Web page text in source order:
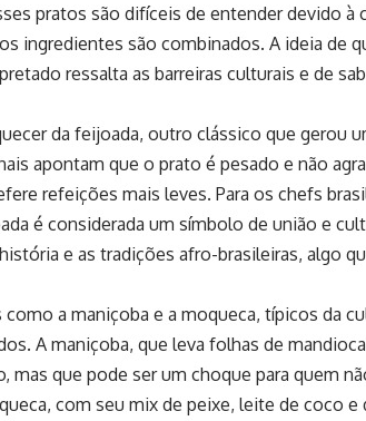
pratos são difíceis de entender devido à
ingredientes são combinados. A ideia de
ressalta as barreiras culturais e de
da feijoada, outro clássico que gerou
apontam que o prato é pesado e não
refeições mais leves. Para os chefs
é considerada um símbolo de união e
e as tradições afro-brasileiras, algo
a maniçoba e a moqueca, típicos da
A maniçoba, que leva folhas de
mas que pode ser um choque para quem
com seu mix de peixe, leite de coco